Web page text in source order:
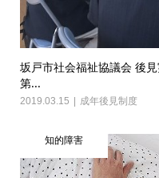
坂戸市社会福祉協議会 後
第...
2019.03.15 成年後見制度
知的障害